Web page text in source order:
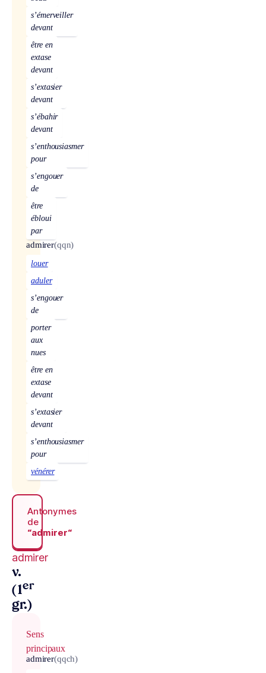
s’émerveiller
devant
être en
extase
devant
s’extasier
devant
s’ébahir
devant
s’enthousiasmer
pour
s’engouer
de
être
ébloui
par
admirer(qqn)
louer
aduler
s’engouer
de
porter
aux
nues
être en
extase
devant
s’extasier
devant
s’enthousiasmer
pour
vénérer
Antonymes
de
“admirer“
admirer
v.
(1er
gr.)
Sens
principaux
admirer(qqch)